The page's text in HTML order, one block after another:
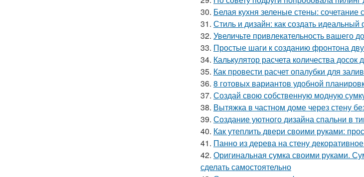
30. Белая кухня зеленые стены: сочетание
31. Стиль и дизайн: как создать
32. Увеличьте привлекательность вашего
33. Простые шаги к созданию фронтона
34. Калькулятор расчета количества
35. Как провести расчет опалубки для
36. 8 готовых вариантов удобной
37. Создай свою собственную модную
38. Вытяжка в частном доме через стену
39. Создание уютного дизайна спальни в
40. Как утеплить двери своими руками:
41. Панно из дерева на стену
42. Оригинальная сумка своими руками.
сделать самостоятельно